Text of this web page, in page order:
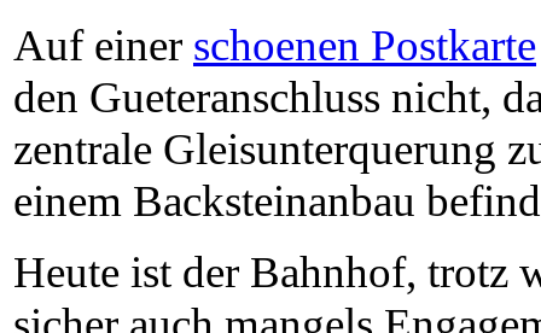
Auf einer schoenen Postkarte
den Gueteranschluss nicht,
zentrale Gleisunterquerung
einem Backsteinanbau
Heute ist der Bahnhof, trotz